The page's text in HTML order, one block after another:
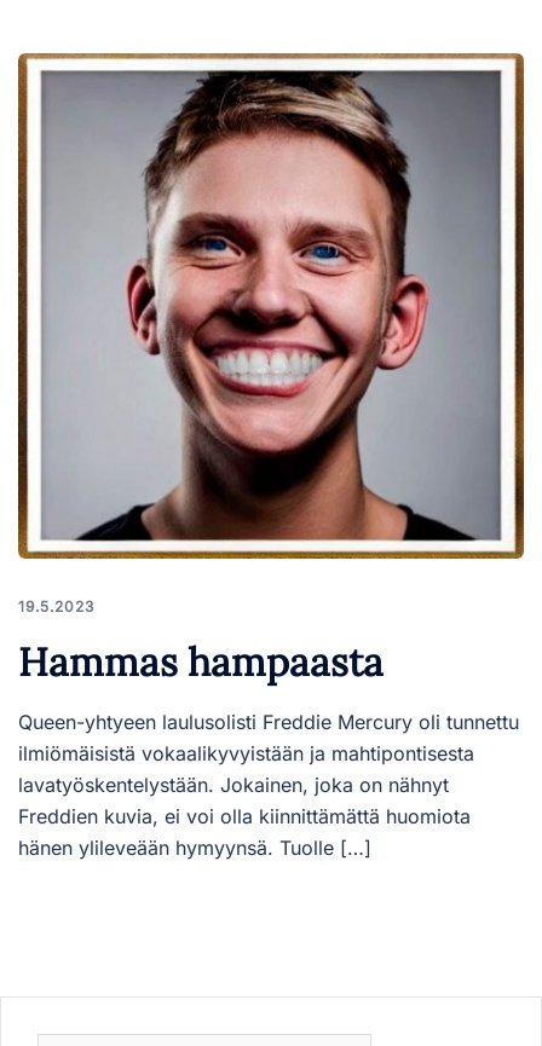
19.5.2023
Hammas hampaasta
Queen-yhtyeen laulusolisti Freddie Mercury oli tunnettu
ilmiömäisistä vokaalikyvyistään ja mahtipontisesta
lavatyöskentelystään. Jokainen, joka on nähnyt
Freddien kuvia, ei voi olla kiinnittämättä huomiota
hänen ylileveään hymyynsä. Tuolle […]